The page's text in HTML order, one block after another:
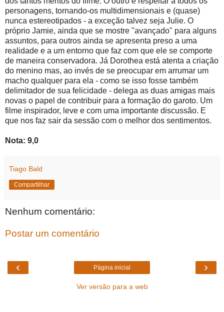
personagens, tornando-os multidimensionais e (quase)
nunca estereotipados - a exceção talvez seja Julie. O
próprio Jamie, ainda que se mostre "avançado" para alguns
assuntos, para outros ainda se apresenta preso a uma
realidade e a um entorno que faz com que ele se comporte
de maneira conservadora. Já Dorothea está atenta a criação
do menino mas, ao invés de se preocupar em arrumar um
macho qualquer para ela - como se isso fosse também
delimitador de sua felicidade - delega as duas amigas mais
novas o papel de contribuir para a formação do garoto. Um
filme inspirador, leve e com uma importante discussão. E
que nos faz sair da sessão com o melhor dos sentimentos.
Nota: 9,0
Tiago Bald
Compartilhar
Nenhum comentário:
Postar um comentário
‹ ›
Página inicial
Ver versão para a web